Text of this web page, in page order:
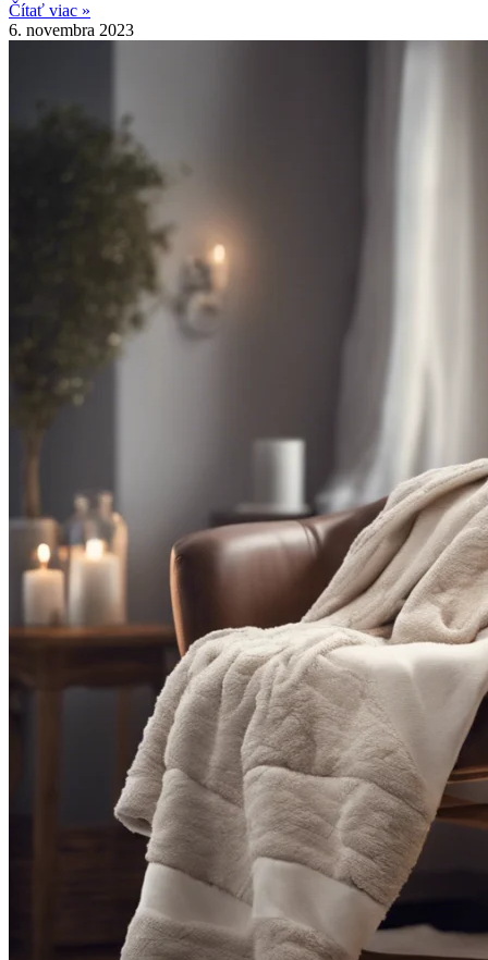
Čítať viac »
6. novembra 2023